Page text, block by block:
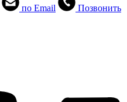
по Email Позвонить